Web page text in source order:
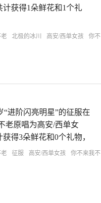
计获得1朵鲜花和1个礼
北极的冰川 高安/西单女孩
你不
进阶闪亮明星”的征服在
老原唱为高安/西单女
得3朵鲜花和0个礼物，
征服 高安/西单女孩
你不来我不